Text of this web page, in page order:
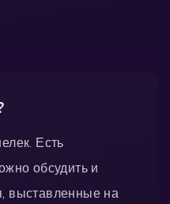
Есть
обсудить и
выставленные на